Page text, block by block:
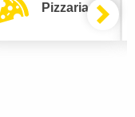
Pizzarias